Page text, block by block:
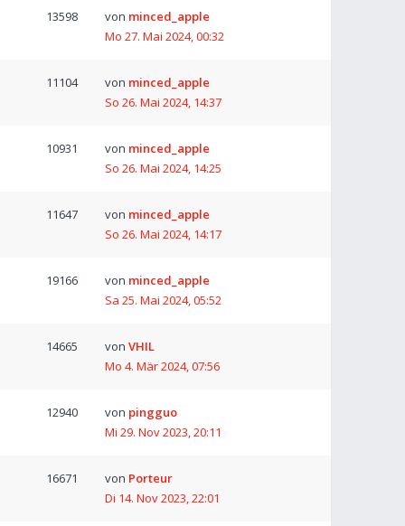
13598 von minced_apple
Mo 27. Mai 2024, 00:32
11104 von minced_apple
So 26. Mai 2024, 14:37
10931 von minced_apple
So 26. Mai 2024, 14:25
11647 von minced_apple
So 26. Mai 2024, 14:17
19166 von minced_apple
Sa 25. Mai 2024, 05:52
14665 von VHIL
Mo 4. Mär 2024, 07:56
12940 von pingguo
Mi 29. Nov 2023, 20:11
16671 von Porteur
Di 14. Nov 2023, 22:01